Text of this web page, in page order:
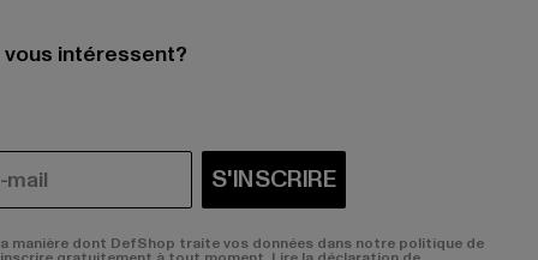
intéressent?
S'INSCRIRE
manière dont DefShop traite vos données dans notre politique de